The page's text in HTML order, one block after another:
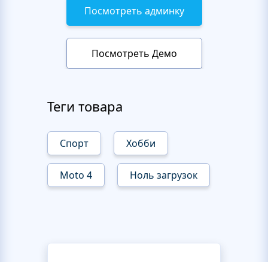
Посмотреть админку
Посмотреть Демо
Теги товара
Спорт Хобби
Moto 4 Ноль загрузок